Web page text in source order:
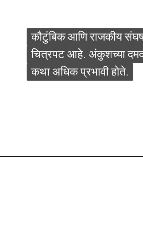
कौटुंबिक आणि राजकीय
चित्रपट आहे. अंकुशच्या
कथा अधिक प्रभावी होते.
कौटुंबिक आणि राजकीय
चित्रपट आहे. अंकुशच्या
कथा अधिक प्रभावी होते.